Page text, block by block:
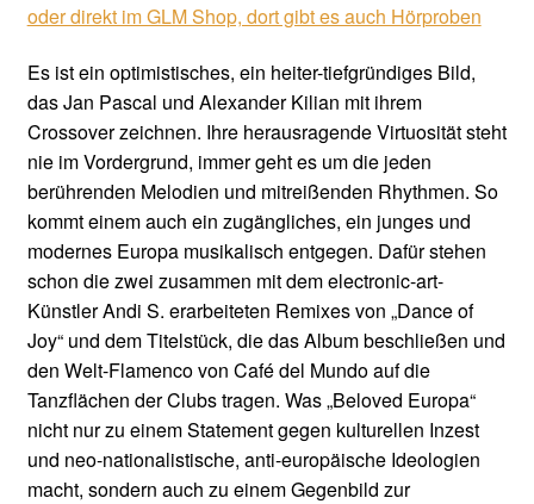
oder direkt im GLM Shop, dort gibt es auch Hörproben
Es ist ein optimistisches, ein heiter-tiefgründiges Bild,
das Jan Pascal und Alexander Kilian mit ihrem
Crossover zeichnen. Ihre herausragende Virtuosität steht
nie im Vordergrund, immer geht es um die jeden
berührenden Melodien und mitreißenden Rhythmen. So
kommt einem auch ein zugängliches, ein junges und
modernes Europa musikalisch entgegen. Dafür stehen
schon die zwei zusammen mit dem electronic-art-
Künstler Andi S. erarbeiteten Remixes von „Dance of
Joy“ und dem Titelstück, die das Album beschließen und
den Welt-Flamenco von Café del Mundo auf die
Tanzflächen der Clubs tragen. Was „Beloved Europa“
nicht nur zu einem Statement gegen kulturellen Inzest
und neo-nationalistische, anti-europäische Ideologien
macht, sondern auch zu einem Gegenbild zur